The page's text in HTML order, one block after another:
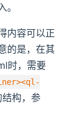
内容可以正
的是，在其
时，需要
结构，参